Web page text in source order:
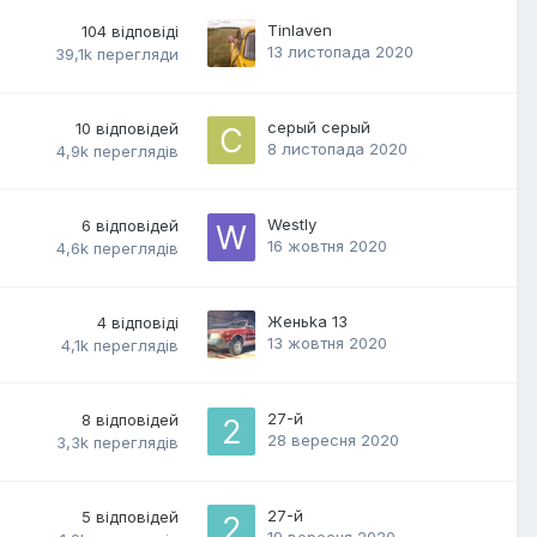
104 відповіді
39,1k перегляди
Tinlaven
13 листопада 2020
10 відповідей
4,9k переглядів
серый серый
8 листопада 2020
6 відповідей
4,6k переглядів
Westly
16 жовтня 2020
4 відповіді
4,1k переглядів
Женьka 13
13 жовтня 2020
8 відповідей
3,3k переглядів
27-й
28 вересня 2020
5 відповідей
27-й